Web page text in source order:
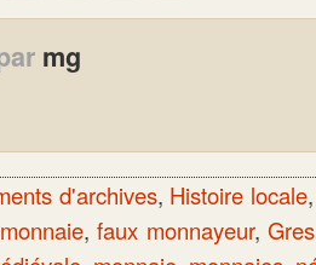
mg
d'archives, Histoire locale
,faux monnayeur,